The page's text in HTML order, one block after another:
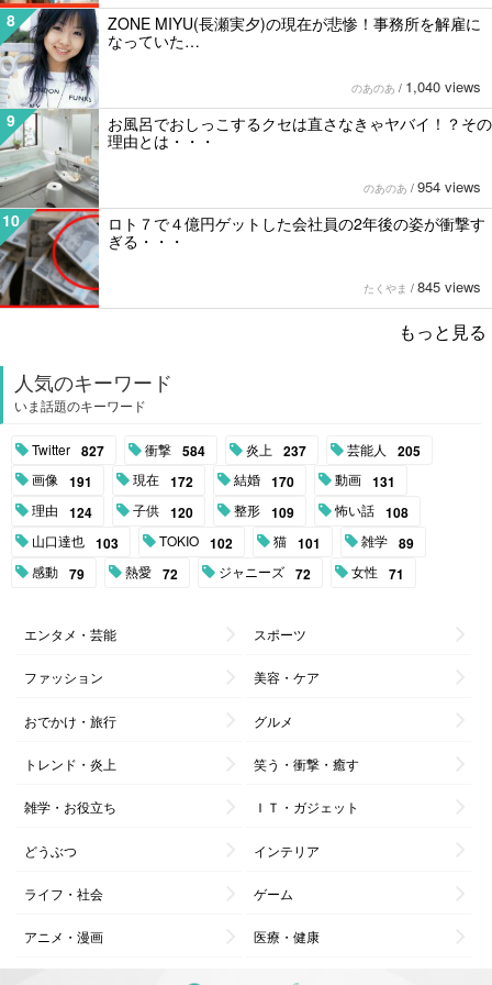
8
ZONE MIYU(長瀬実夕)の現在が悲惨！事務所を解雇に
なっていた…
のあのあ / 1,040 views
9
お風呂でおしっこするクセは直さなきゃヤバイ！？その
理由とは・・・
のあのあ / 954 views
10
ロト７で４億円ゲットした会社員の2年後の姿が衝撃す
ぎる・・・
たくやま / 845 views
もっと見る
人気のキーワード
いま話題のキーワード
Twitter 827 衝撃 584 炎上 237 芸能人 205
画像 191 現在 172 結婚 170 動画 131
理由 124 子供 120 整形 109 怖い話 108
山口達也 103 TOKIO 102 猫 101 雑学 89
感動 79 熱愛 72 ジャニーズ 72 女性 71
エンタメ・芸能 スポーツ
ファッション 美容・ケア
おでかけ・旅行 グルメ
トレンド・炎上 笑う・衝撃・癒す
雑学・お役立ち ＩＴ・ガジェット
どうぶつ インテリア
ライフ・社会 ゲーム
アニメ・漫画 医療・健康